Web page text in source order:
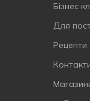
Бізнес
Для
Рецепти